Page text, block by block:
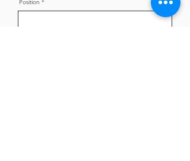
Position